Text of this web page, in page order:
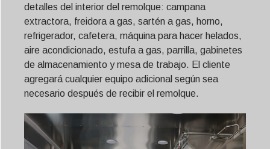
detalles del interior del remolque: campana
extractora, freidora a gas, sartén a gas, horno,
refrigerador, cafetera, máquina para hacer helados,
aire acondicionado, estufa a gas, parrilla, gabinetes
de almacenamiento y mesa de trabajo. El cliente
agregará cualquier equipo adicional según sea
necesario después de recibir el remolque.